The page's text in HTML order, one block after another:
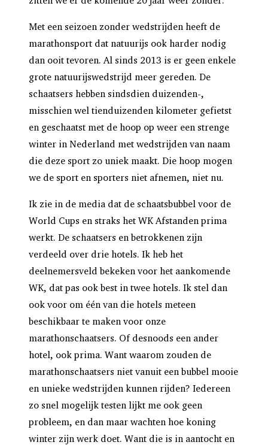
Met een seizoen zonder wedstrijden heeft de
marathonsport dat natuurijs ook harder nodig
dan ooit tevoren. Al sinds 2013 is er geen enkele
grote natuurijswedstrijd meer gereden. De
schaatsers hebben sindsdien duizenden-,
misschien wel tienduizenden kilometer gefietst
en geschaatst met de hoop op weer een strenge
winter in Nederland met wedstrijden van naam
die deze sport zo uniek maakt. Die hoop mogen
we de sport en sporters niet afnemen, niet nu.
Ik zie in de media dat de schaatsbubbel voor de
World Cups en straks het WK Afstanden prima
werkt. De schaatsers en betrokkenen zijn
verdeeld over drie hotels. Ik heb het
deelnemersveld bekeken voor het aankomende
WK, dat pas ook best in twee hotels. Ik stel dan
ook voor om één van die hotels meteen
beschikbaar te maken voor onze
marathonschaatsers. Of desnoods een ander
hotel, ook prima. Want waarom zouden de
marathonschaatsers niet vanuit een bubbel mooie
en unieke wedstrijden kunnen rijden? Iedereen
zo snel mogelijk testen lijkt me ook geen
probleem, en dan maar wachten hoe koning
winter zijn werk doet. Want die is in aantocht en